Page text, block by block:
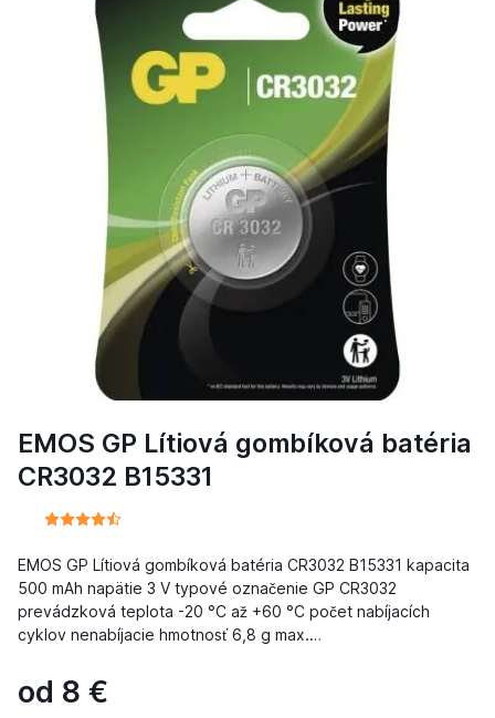
EMOS GP Lítiová gombíková batéria
CR3032 B15331
EMOS GP Lítiová gombíková batéria CR3032 B15331 kapacita
500 mAh napätie 3 V typové označenie GP CR3032
prevádzková teplota -20 °C až +60 °C počet nabíjacích
cyklov nenabíjacie hmotnosť 6,8 g max.…
od 8 €